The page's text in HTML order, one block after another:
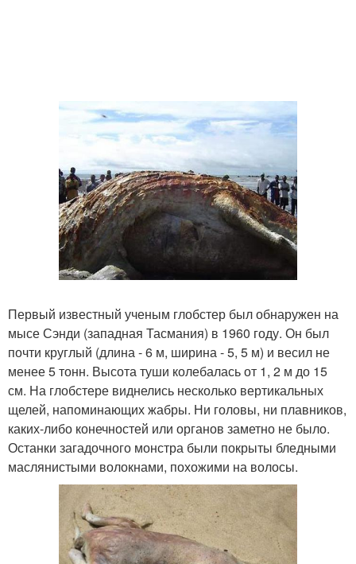
Первый известный ученым глобстер был обнаружен на
мысе Сэнди (западная Тасмания) в 1960 году. Он был
почти круглый (длина - 6 м, ширина - 5, 5 м) и весил не
менее 5 тонн. Высота туши колебалась от 1, 2 м до 15
см. На глобстере виднелись несколько вертикальных
щелей, напоминающих жабры. Ни головы, ни плавников,
каких-либо конечностей или органов заметно не было.
Останки загадочного монстра были покрыты бледными
маслянистыми волокнами, похожими на волосы.